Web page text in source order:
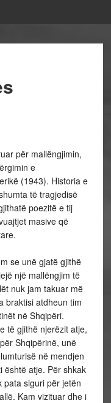
për mallëngjimin,
e
(1943). Historia e
të tragjedisë
poezitë e tij
masive që
se unë gjatë gjithë
një mallëngjim të
nuk jam takuar më
braktisi atdheun tim
në Shqipëri.
të gjithë njerëzit atje,
Shqipërinë, unë
në mendjen
është atje. Për shkak
pata siguri për jetën
Kam vizituar dhe i